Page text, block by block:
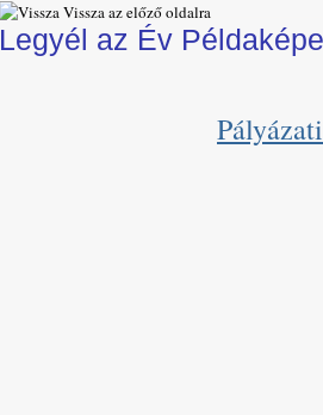
Vissza az előző oldalra
Legyél az Év